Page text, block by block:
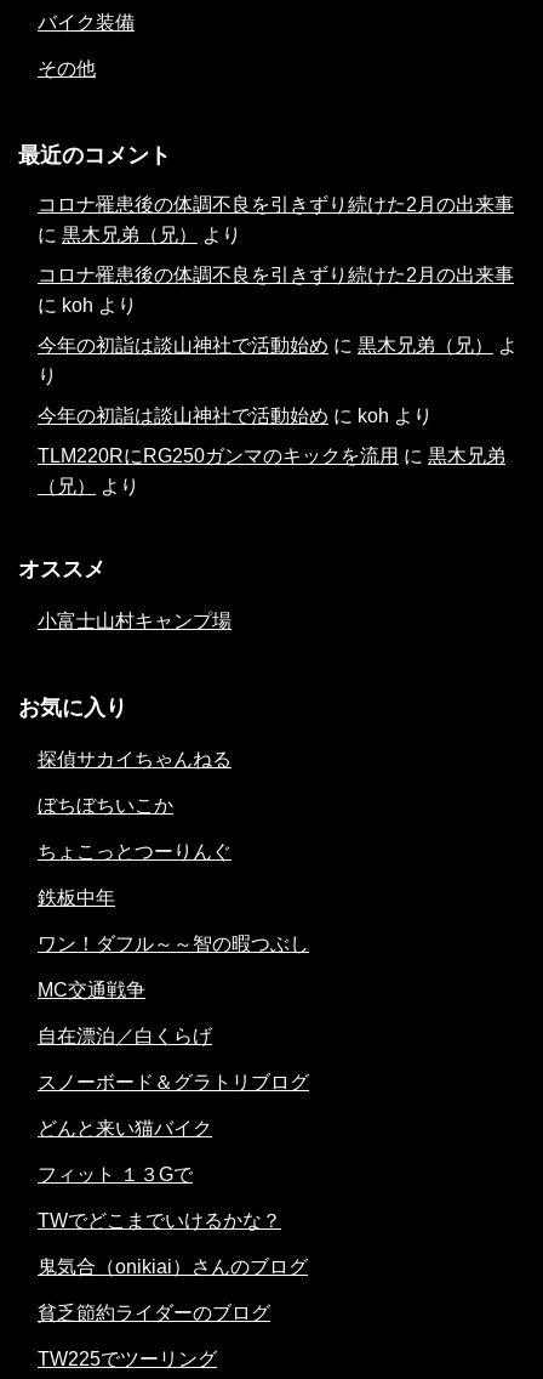
バイク装備
その他
最近のコメント
コロナ罹患後の体調不良を引きずり続けた2月の出来事
に 黒木兄弟（兄）
より
コロナ罹患後の体調不良を引きずり続けた2月の出来事
に koh より
今年の初詣は談山神社で活動始め に 黒木兄弟（兄）
よ
り
今年の初詣は談山神社で活動始め に koh より
TLM220RにRG250ガンマのキックを流用 に 黒木兄弟
（兄）
より
オススメ
小富士山村キャンプ場
お気に入り
探偵サカイちゃんねる
ぼちぼちいこか
ちょこっとつーりんぐ
鉄板中年
ワン！ダフル～～智の暇つぶし
MC交通戦争
自在漂泊／白くらげ
スノーボード＆グラトリブログ
どんと来い猫バイク
フィット １３Gで
TWでどこまでいけるかな？
鬼気合（onikiai）さんのブログ
貧乏節約ライダーのブログ
TW225でツーリング